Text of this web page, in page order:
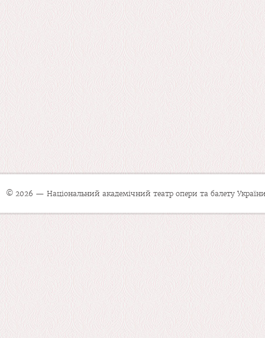
© 2026 — Національний академічний театр опери та балету